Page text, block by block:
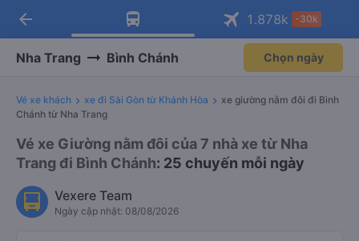
Tải app Vexere ngay!
Nhận ưu đãi thành viên độc
Mở app
Tải app Vexere
-30k/ghế khi đặt vé máy bay qua
Mở app
arrow_back 1.878k -30k
Nha Trang Bình Chánh Chọn ngày
Vé xe khách xe đi Sài Gòn từ Khánh Hòa
xe giường nằm đôi đi Bình
Chánh từ Nha Trang
Vé xe Giường nằm đôi của 7 nhà xe từ Nha
Trang đi Bình Chánh: 25 chuyến mỗi ngày
Vexere Team
Ngày cập nhật: 08/08/2026